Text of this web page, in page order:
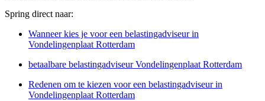
Spring direct naar:
Wanneer kies je voor een belastingadviseur in
Vondelingenplaat Rotterdam
betaalbare belastingadviseur Vondelingenplaat Rotterdam
Redenen om te kiezen voor een belastingadviseur in
Vondelingenplaat Rotterdam